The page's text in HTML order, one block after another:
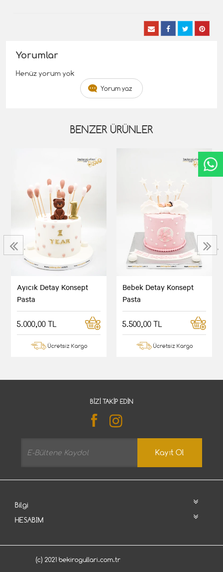
Yorumlar
Henüz yorum yok
Yorum yaz
BENZER ÜRÜNLER
Ayıcık Detay Konsept
Pasta
5.000,00 TL
Ücretsiz Kargo
Bebek Detay Konsept
Pasta
5.500,00 TL
Ücretsiz Kargo
‹ ›
BIZI TAKIP EDIN
Kayıt Ol
Bilgi
HESABIM
(c) 2021 bekirogullari.com.tr